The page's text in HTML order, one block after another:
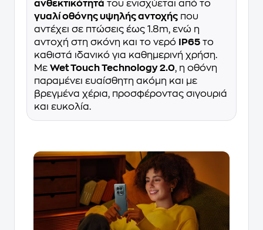
ανθεκτικότητά του ενισχύεται από το
γυαλί οθόνης υψηλής αντοχής που
αντέχει σε πτώσεις έως 1.8m, ενώ η
αντοχή στη σκόνη και το νερό IP65 το
καθιστά ιδανικό για καθημερινή χρήση.
Με Wet Touch Technology 2.0, η οθόνη
παραμένει ευαίσθητη ακόμη και με
βρεγμένα χέρια, προσφέροντας σιγουριά
και ευκολία.